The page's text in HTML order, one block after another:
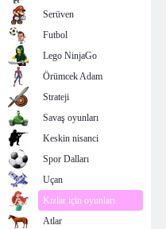
Serüven
Futbol
Lego NinjaGo
Örümcek Adam
Strateji
Savaş oyunları
Keskin nisanci
Spor Dalları
Uçan
Kızlar için oyunları
Atlar